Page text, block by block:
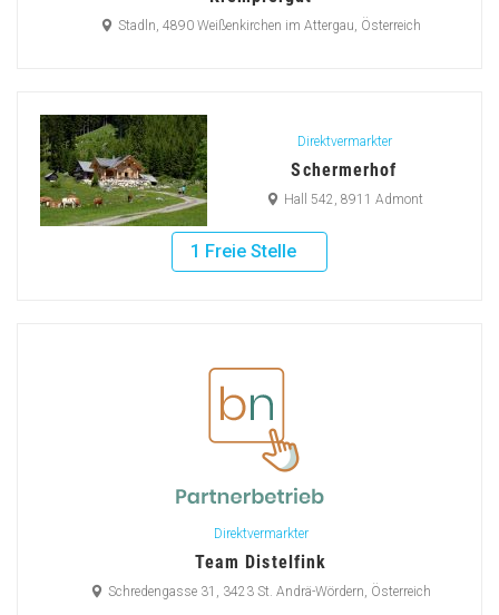
Stadln, 4890 Weißenkirchen im Attergau, Österreich
Direktvermarkter
Schermerhof
Hall 542, 8911 Admont
1 Freie Stelle
Direktvermarkter
Team Distelfink
Schredengasse 31, 3423 St. Andrä-Wördern, Österreich